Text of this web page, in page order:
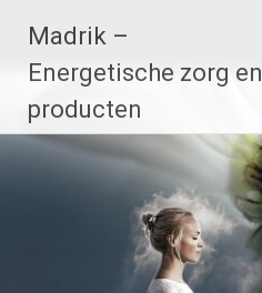
naarMadrik –
Energetische zorg en
producten